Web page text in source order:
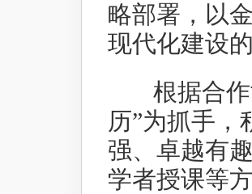
略部署，以
现代化建设
根据合作
历”为抓手
强、卓越有
学者授课等